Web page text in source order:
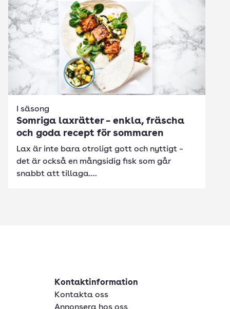
I säsong
Somriga laxrätter – enkla, fräscha
och goda recept för sommaren
Lax är inte bara otroligt gott och nyttigt –
det är också en mångsidig fisk som går
snabbt att tillaga....
Kontaktinformation
Kontakta oss